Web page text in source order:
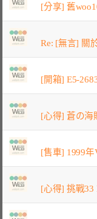
[分享] 舊
Re: [無言] 關
[開箱] E5-
[心得] 蒼の海
[售車] 1999年
[心得] 挑戰33